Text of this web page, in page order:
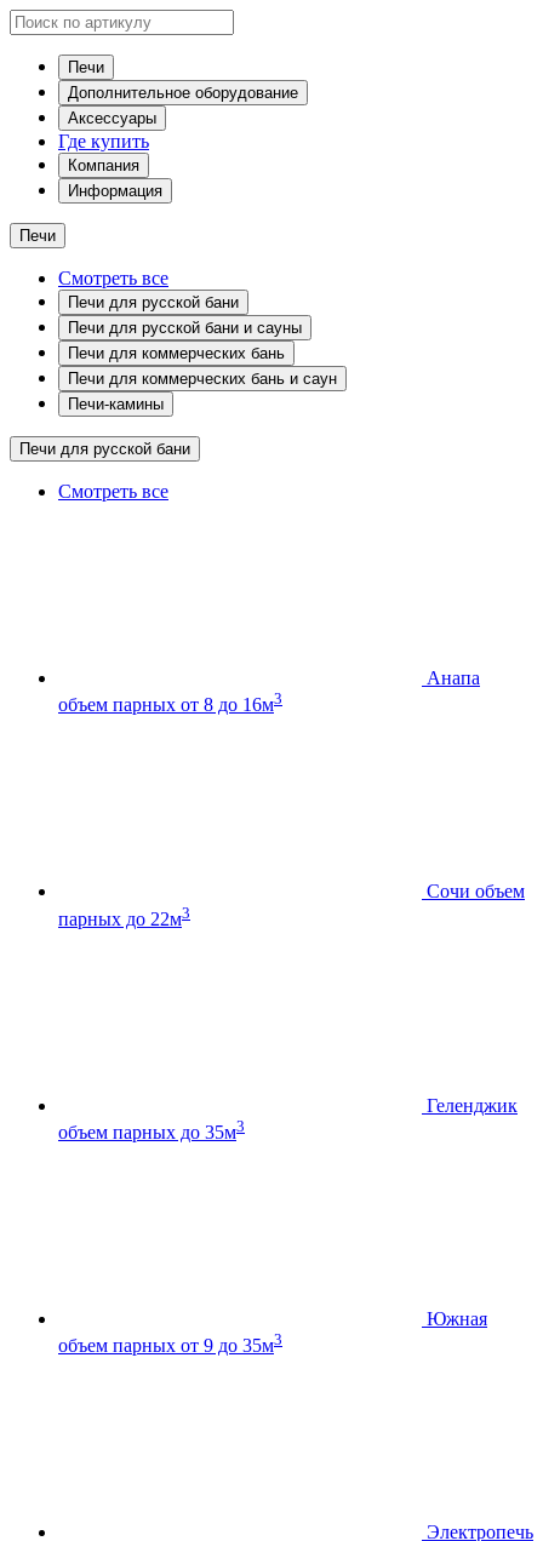
Печи
Дополнительное оборудование
Аксессуары
Где купить
Компания
Информация
Печи
Смотреть все
Печи для русской бани
Печи для русской бани и сауны
Печи для коммерческих бань
Печи для коммерческих бань и саун
Печи-камины
Печи для русской бани
Смотреть все
Анапа
объем парных от 8 до 16м3
Сочи объем
парных до 22м3
Геленджик
объем парных до 35м3
Южная
объем парных от 9 до 35м3
Электропечь